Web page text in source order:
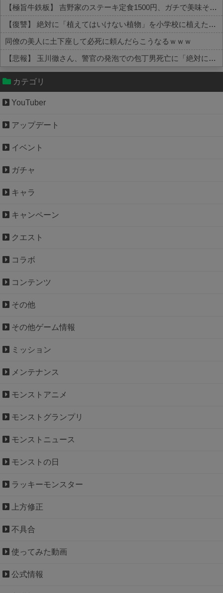
【極旨牛鉄板】 吉野家のステーキ定食1500円、ガチで美味そうｗｗｗ
【復讐】 絶対に「植えてはいけない植物」を小学校に植えた→20年経って見に行くと…「！？」衝撃の光景が・・・
同僚の美人に土下座して必死に頼んだらこうなるｗｗｗ
【悲報】 玉川徹さん、警官の発泡での包丁男死亡に「絶対に死刑にならない罪なのに警察が死刑にした！」 → 元警官のマジレスがコチラ → ………
Powered by livedoor 相互RSS
カテゴリ
YouTuber
アップデート
イベント
ガチャ
キャラ
キャンペーン
クエスト
コラボ
コンテンツ
その他
その他ゲーム情報
ミッション
メンテナンス
モンストアニメ
モンストグランプリ
モンストニュース
モンストの日
ラッキーモンスター
上方修正
不具合
使ってみた動画
公式情報